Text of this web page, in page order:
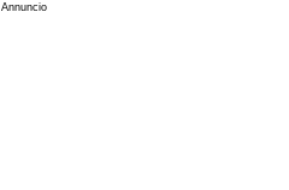
Annuncio